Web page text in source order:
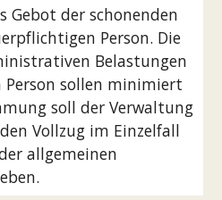
Gebot der schonenden
Person. Die
Belastungen
sollen minimiert
soll der Verwaltung
Vollzug im Einzelfall
allgemeinen